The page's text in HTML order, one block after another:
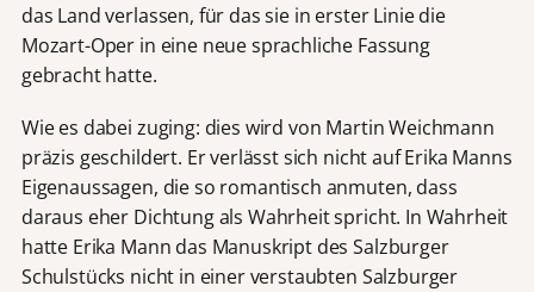
das Land verlassen, für das sie in erster Linie die
Mozart-Oper in eine neue sprachliche Fassung
gebracht hatte.
Wie es dabei zuging: dies wird von Martin Weichmann
präzis geschildert. Er verlässt sich nicht auf Erika Manns
Eigenaussagen, die so romantisch anmuten, dass
daraus eher Dichtung als Wahrheit spricht. In Wahrheit
hatte Erika Mann das Manuskript des Salzburger
Schulstücks nicht in einer verstaubten Salzburger